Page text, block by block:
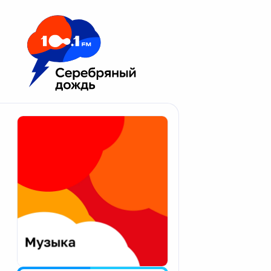
Москва 100.1 FM
Апатиты
Екатеринбург
Калининград
Калуга